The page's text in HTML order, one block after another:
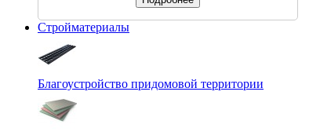
Стройматериалы
Благоустройство придомовой территории